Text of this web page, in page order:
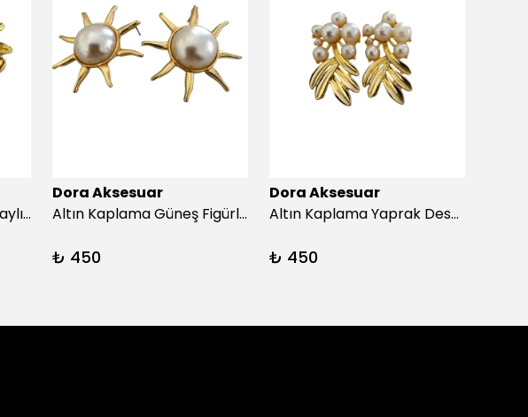
Altın Kaplama Gold Detaylı İnci Küpe
Dora Aksesuar
Altın Kaplama Güneş Figürlü İnci Küpe
₺ 450
Dora Aksesuar
Altın Kaplama Yaprak Desen İnci Küpe
₺ 450